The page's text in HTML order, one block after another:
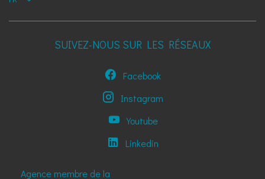
SUIVEZ-NOUS SUR LES RÉSEAUX
Facebook
Instagram
Youtube
Linkedin
Agence membre de la